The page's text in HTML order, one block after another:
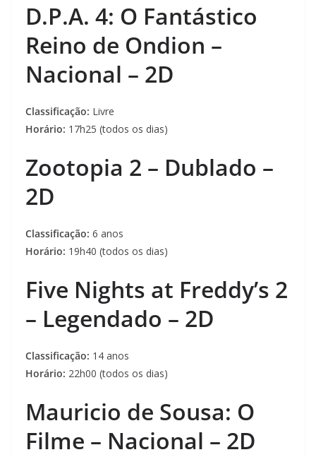
D.P.A. 4: O Fantástico
Reino de Ondion –
Nacional – 2D
Classificação: Livre
Horário: 17h25 (todos os dias)
Zootopia 2 – Dublado –
2D
Classificação: 6 anos
Horário: 19h40 (todos os dias)
Five Nights at Freddy’s 2
– Legendado – 2D
Classificação: 14 anos
Horário: 22h00 (todos os dias)
Mauricio de Sousa: O
Filme – Nacional – 2D